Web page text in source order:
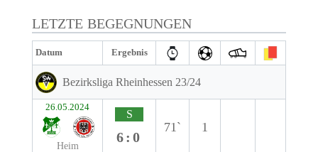
LETZTE BEGEGNUNGEN
Datum Ergebnis
Bezirksliga Rheinhessen 23/24
26.05.2024
Heim
S
6:0
71` 1